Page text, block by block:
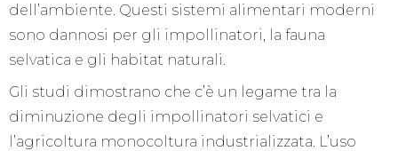
dell’ambiente. Questi sistemi alimentari moderni
sono dannosi per gli impollinatori, la fauna
selvatica e gli habitat naturali.
Gli studi dimostrano che c’è un legame tra la
diminuzione degli impollinatori selvatici e
l’agricoltura monocoltura industrializzata. L’uso